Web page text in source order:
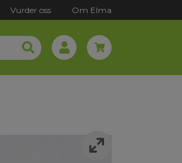
Vurder oss Om Elma